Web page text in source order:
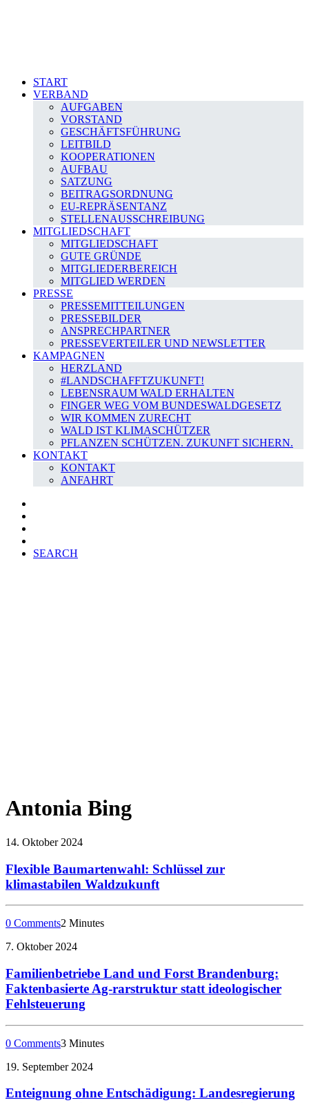
START
VERBAND
AUFGABEN
VORSTAND
GESCHÄFTSFÜHRUNG
LEITBILD
KOOPERATIONEN
AUFBAU
SATZUNG
BEITRAGSORDNUNG
EU-REPRÄSENTANZ
STELLENAUSSCHREIBUNG
MITGLIEDSCHAFT
MITGLIEDSCHAFT
GUTE GRÜNDE
MITGLIEDERBEREICH
MITGLIED WERDEN
PRESSE
PRESSEMITTEILUNGEN
PRESSEBILDER
ANSPRECHPARTNER
PRESSEVERTEILER UND NEWSLETTER
KAMPAGNEN
HERZLAND
#LANDSCHAFFTZUKUNFT!
LEBENSRAUM WALD ERHALTEN
FINGER WEG VOM BUNDESWALDGESETZ
WIR KOMMEN ZURECHT
WALD IST KLIMASCHÜTZER
PFLANZEN SCHÜTZEN. ZUKUNFT SICHERN.
KONTAKT
KONTAKT
ANFAHRT
SEARCH
Antonia Bing
14. Oktober 2024
Flexible Baumartenwahl: Schlüssel zur
klimastabilen Waldzukunft
0 Comments2 Minutes
7. Oktober 2024
Familienbetriebe Land und Forst Brandenburg:
Faktenbasierte Ag-rarstruktur statt ideologischer
Fehlsteuerung
0 Comments3 Minutes
19. September 2024
Enteignung ohne Entschädigung: Landesregierung